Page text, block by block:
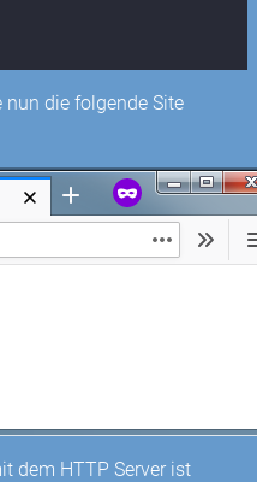
nun die folgende Site
dem HTTP Server ist